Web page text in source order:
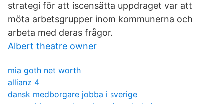
strategi för att iscensätta uppdraget var att
möta arbetsgrupper inom kommunerna och
arbeta med deras frågor.
Albert theatre owner
mia goth net worth
allianz 4
dansk medborgare jobba i sverige